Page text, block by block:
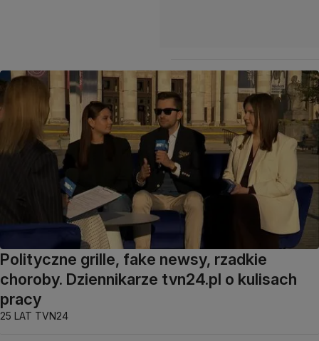
Polityczne grille, fake newsy, rzadkie
choroby. Dziennikarze tvn24.pl o kulisach
pracy
25 LAT TVN24